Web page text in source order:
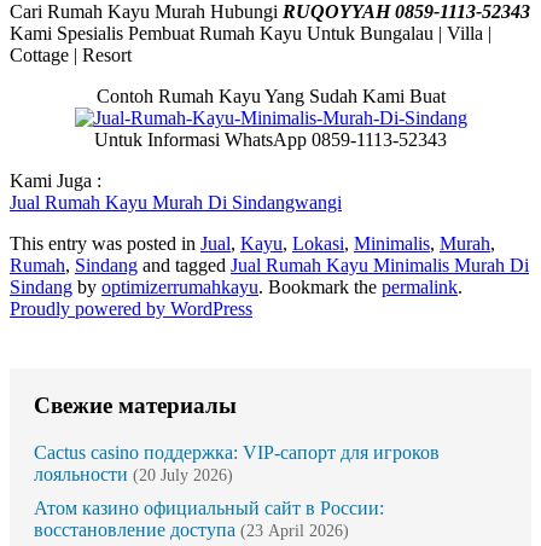
Cari Rumah Kayu Murah Hubungi RUQOYYAH 0859-1113-52343
Kami Spesialis Pembuat Rumah Kayu Untuk Bungalau | Villa |
Cottage | Resort
Contoh Rumah Kayu Yang Sudah Kami Buat
Untuk Informasi WhatsApp 0859-1113-52343
Kami Juga :
Jual Rumah Kayu Murah Di Sindangwangi
This entry was posted in Jual, Kayu, Lokasi, Minimalis, Murah,
Rumah, Sindang and tagged Jual Rumah Kayu Minimalis Murah Di
Sindang by optimizerrumahkayu. Bookmark the permalink.
Proudly powered by WordPress
Свежие материалы
Cactus casino поддержка: VIP-сапорт для игроков
лояльности (20 July 2026)
Атом казино официальный сайт в России:
восстановление доступа (23 April 2026)